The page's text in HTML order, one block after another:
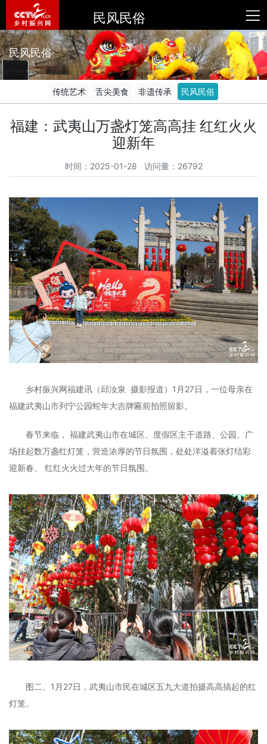
民风民俗
民风民俗
传统艺术 舌尖美食 非遗传承 民风民俗
福建：武夷山万盏灯笼高高挂 红红火火
迎新年
时间：2025-01-28 访问量：26792
乡村振兴网福建讯（邱汝泉 摄影报道）1月27日，一位母亲在
福建武夷山市列宁公园蛇年大吉牌匾前拍照留影。
春节来临， 福建武夷山市在城区、度假区主干道路、公园、广
场挂起数万盏红灯笼，营造浓厚的节日氛围，处处洋溢着张灯结彩
迎新春、 红红火火过大年的节日氛围。
图二、1月27日，武夷山市民在城区五九大道拍摄高高搞起的红
灯笼。